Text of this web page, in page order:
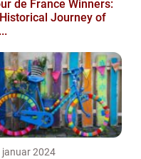
de France Winners:
Journey of
januar 2024